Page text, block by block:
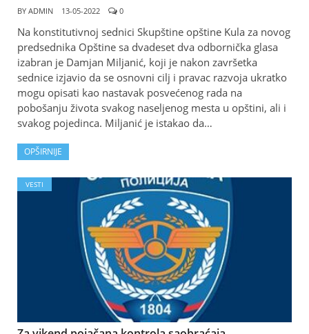
BY ADMIN 13-05-2022 0
Na konstitutivnoj sednici Skupštine opštine Kula za novog
predsednika Opštine sa dvadeset dva odbornička glasa
izabran je Damjan Miljanić, koji je nakon završetka
sednice izjavio da se osnovni cilj i pravac razvoja ukratko
mogu opisati kao nastavak posvećenog rada na
pobošanju života svakog naseljenog mesta u opštini, ali i
svakog pojedinca. Miljanić je istakao da…
OPŠIRNIJE
VESTI